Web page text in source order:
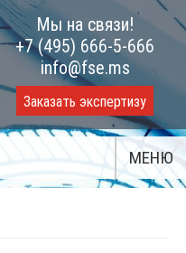
Мы на связи!
+7 (495) 666-5-666
info@fse.ms
Заказать экспертизу
МЕНЮ